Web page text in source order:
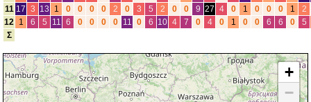
11 17 3 13 1 0 0 0 0 2 0 3 5 2 0 0 9 27 4 0 1 0 0 0 1
2
12
1 6 5 11 6 0 0 0 0 11 0 6 10 4 7 0 4 0 1 0 0 6 6 0
5
Σ
+
−